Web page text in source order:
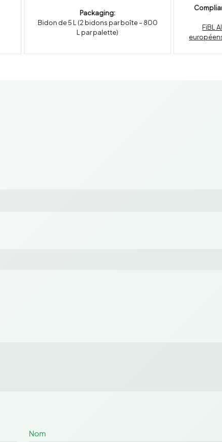
Packaging:
Bidon de 5 L (2 bidons par boîte – 800
L par palette)
FiBL
Nom